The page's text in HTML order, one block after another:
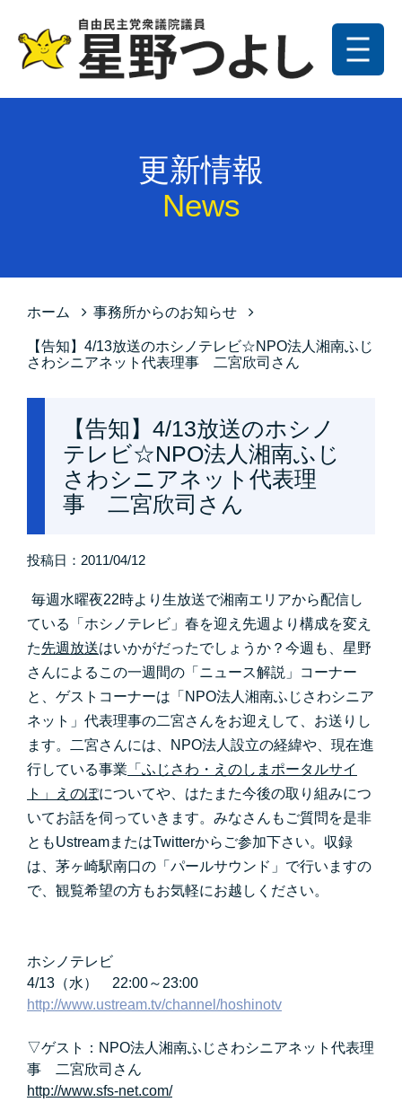
メニュー
トップ
プロフィール
星野の政策
お問い合わせ
サイトマップ
プライバシーポリシー
更新情報
News
ホーム 事務所からのお知らせ
【告知】4/13放送のホシノテレビ☆NPO法人湘南ふじ
さわシニアネット代表理事 二宮欣司さん
【告知】4/13放送のホシノ
テレビ☆NPO法人湘南ふじ
さわシニアネット代表理
事 二宮欣司さん
投稿日： 2011/04/12
毎週水曜夜22時より生放送で湘南エリアから配信し
ている「ホシノテレビ」春を迎え先週より構成を変え
た先週放送はいかがだったでしょうか？今週 も、星野
さんによるこの一週間の「ニュース解説」コーナー
と、ゲストコーナーは「NPO法人湘南ふじさわシニア
ネット」代表理事の二宮さんをお迎えして、お送りし
ます。二宮さんには、NPO法人設立の経緯や、現在進
行している事業 「ふじさわ・えのしまポータルサイ
ト」えのぽについてや、はたまた今後の取り組みにつ
いてお話を伺っていきます。みなさんもご質問を是非
ともUstreamまたはTwitterからご参加下さい。収録
は 、茅ヶ崎駅南口の「パールサウンド」で行いますの
で、観覧希望の方もお気軽にお越しください。
ホシノテレビ
4/13（水） 22:00～23:00
http://www.ustream.tv/channel/hoshinotv
▽ゲスト： NPO法人湘南ふじさわシニアネット代表理
事 二宮欣司さん
http://www.sfs-net.com/